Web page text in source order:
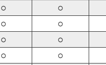
○ ○
○ ○
○ ○
○ ○